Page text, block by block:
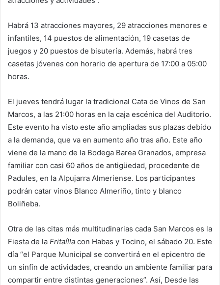
Habrá 13 atracciones mayores, 29 atracciones menores e
infantiles, 14 puestos de alimentación, 19 casetas de
juegos y 20 puestos de bisutería. Además, habrá tres
casetas jóvenes con horario de apertura de 17:00 a 05:00
horas.
El jueves tendrá lugar la tradicional Cata de Vinos de San
Marcos, a las 21:00 horas en la caja escénica del Auditorio.
Este evento ha visto este año ampliadas sus plazas debido
a la demanda, que va en aumento año tras año. Este año
viene de la mano de la Bodega Barea Granados, empresa
familiar con casi 60 años de antigüedad, procedente de
Padules, en la Alpujarra Almeriense. Los participantes
podrán catar vinos Blanco Almeriño, tinto y blanco
Boliñeba.
Otra de las citas más multitudinarias cada San Marcos es la
Fiesta de la Fritaílla con Habas y Tocino, el sábado 20. Este
día “el Parque Municipal se convertirá en el epicentro de
un sinfín de actividades, creando un ambiente familiar para
compartir entre distintas generaciones”. Así, Desde las